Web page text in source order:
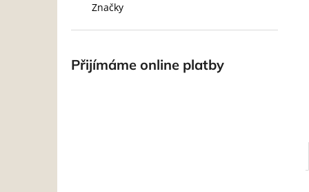
Značky
Přijímáme online platby